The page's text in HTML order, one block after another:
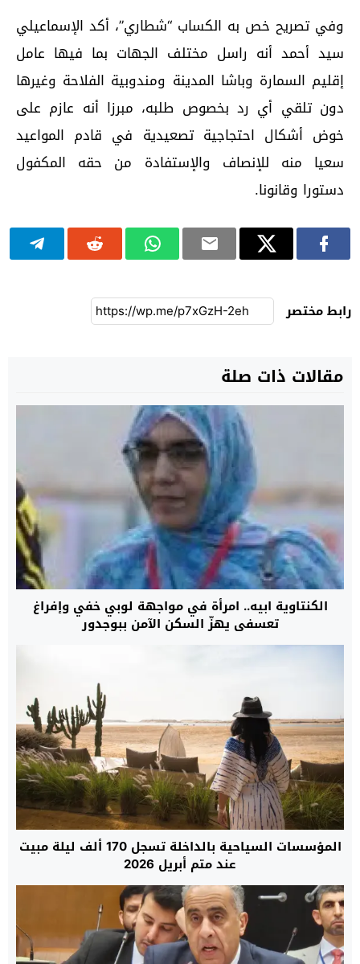
وفي تصريح خص به الكساب “شطاري”، أكد الإسماعيلي
سيد أحمد أنه راسل مختلف الجهات بما فيها عامل
إقليم السمارة وباشا المدينة ومندوبية الفلاحة وغيرها
دون تلقي أي رد بخصوص طلبه، مبرزا أنه عازم على
خوض أشكال احتجاجية تصعيدية في قادم المواعيد
سعيا منه للإنصاف والإستفادة من حقه المكفول
دستورا وقانونا.
رابط مختصر
مقالات ذات صلة
الكنتاوية ابيه.. امرأة في مواجهة لوبي خفي وإفراغ
تعسفي يهزّ السكن الآمن ببوجدور
المؤسسات السياحية بالداخلة تسجل 170 ألف ليلة مبيت
عند متم أبريل 2026